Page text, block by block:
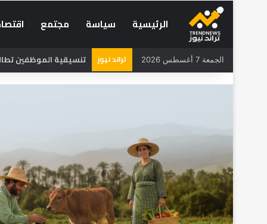
الرئيسية سياسة مجتمع
الجمعة 7 أغسطس 2026 تراند نيوز تنسيقية الموظفين